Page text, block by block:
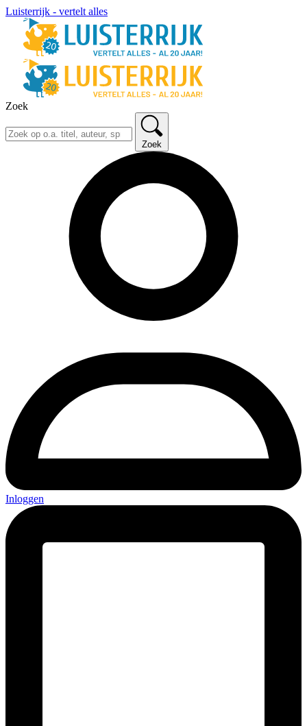
Luisterrijk - vertelt alles
Zoek
Zoek
Inloggen